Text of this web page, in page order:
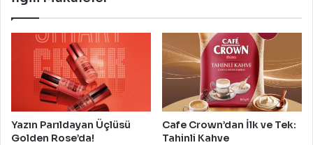
Yazın Parıldayan Üçlüsü
Golden Rose’da!
Cafe Crown’dan İlk ve Tek:
Tahinli Kahve